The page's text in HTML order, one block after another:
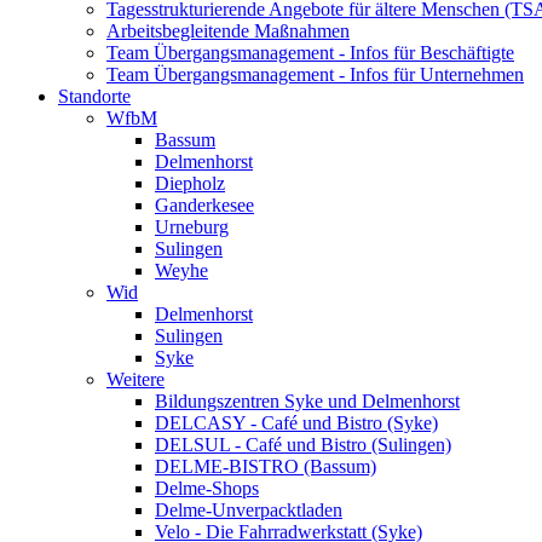
Tagesstrukturierende Angebote für ältere Menschen
Arbeitsbegleitende Maßnahmen
Team Übergangsmanagement - Infos für Beschäftigte
Team Übergangsmanagement - Infos für Unternehmen
Standorte
WfbM
Bassum
Delmenhorst
Diepholz
Ganderkesee
Urneburg
Sulingen
Weyhe
Wid
Delmenhorst
Sulingen
Syke
Weitere
Bildungszentren Syke und Delmenhorst
DELCASY - Café und Bistro (Syke)
DELSUL - Café und Bistro (Sulingen)
DELME-BISTRO (Bassum)
Delme-Shops
Delme-Unverpacktladen
Velo - Die Fahrradwerkstatt (Syke)